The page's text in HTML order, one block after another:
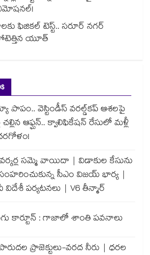
ఫిజికల్ టెస్ట్.. సరూర్ నగర్
యూత్
పాపం.. వెస్టిండీస్ వరల్డ్‌కప్ ఆశలపై
చల్లిన ఆఫ్ఘన్.. క్వాలిఫికేషన్ రేసులో మళ్లీ
సమ్మె వాయిదా | విడాకుల కేసును
సీఎం విజయ్ భార్య |
పర్యటనలు | V6 తీన్మార్
కార్టూన్ : గాజాలో శాంతి పవనాలు
ప్రాజెక్టులు-వరద నీరు | ధరల